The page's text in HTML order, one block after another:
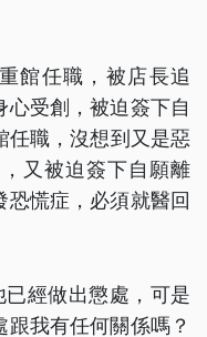
館任職，被店長追
受創，被迫簽下自
職，沒想到又是惡
又被迫簽下自願離
慌症，必須就醫回
經做出懲處，可是
我有任何關係嗎？